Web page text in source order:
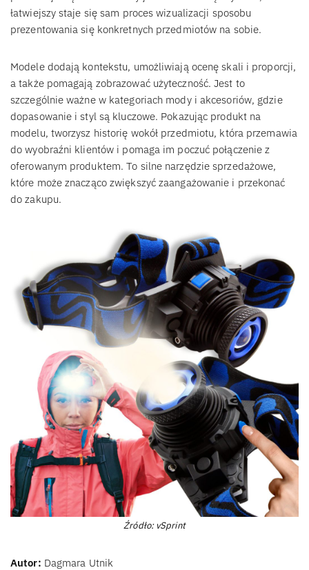
łatwiejszy staje się sam proces wizualizacji sposobu
prezentowania się konkretnych przedmiotów na sobie.
Modele dodają kontekstu, umożliwiają ocenę skali i proporcji,
a także pomagają zobrazować użyteczność. Jest to
szczególnie ważne w kategoriach mody i akcesoriów, gdzie
dopasowanie i styl są kluczowe. Pokazując produkt na
modelu, tworzysz historię wokół przedmiotu, która przemawia
do wyobraźni klientów i pomaga im poczuć połączenie z
oferowanym produktem. To silne narzędzie sprzedażowe,
które może znacząco zwiększyć zaangażowanie i przekonać
do zakupu.
Źródło: vSprint
Autor: Dagmara Utnik